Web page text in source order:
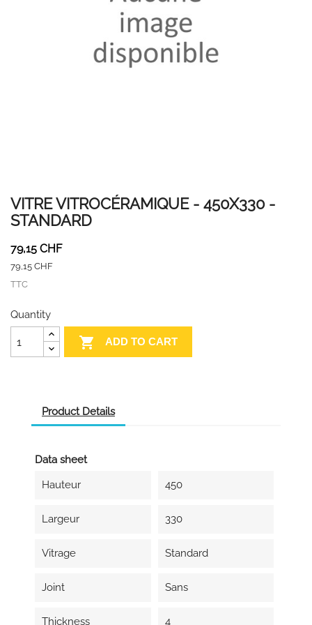
VITRE VITROCÉRAMIQUE - 450X330 -
STANDARD
79,15 CHF
79,15 CHF
TTC
Quantity
 ADD TO CART
Product Details
Data sheet
Hauteur
450
Largeur 330
Vitrage Standard
Joint Sans
Thickness 4